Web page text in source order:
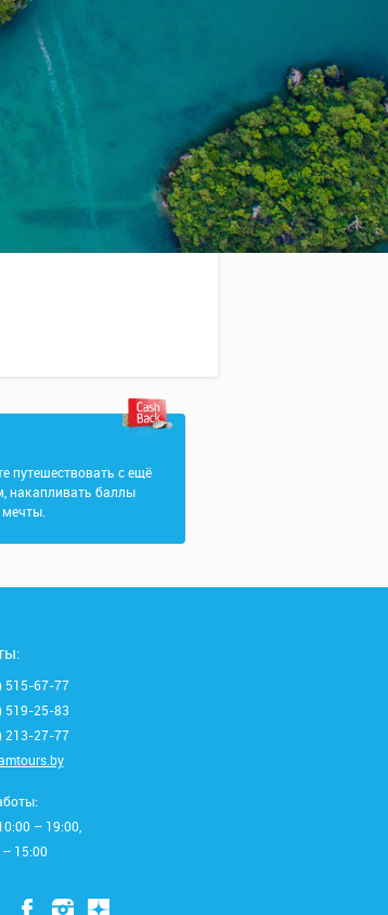
путешествовать с ещё
накапливать баллы
515-67-77
519-25-83
213-27-77
– 19:00,
15:00